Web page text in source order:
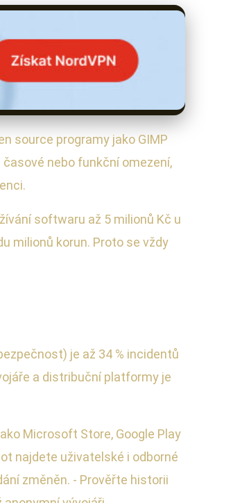
source programy jako GIMP
časové nebo funkční omezení,
softwaru až 5 milionů Kč u
milionů korun. Proto se vždy
je až 34 % incidentů
a distribuční platformy je
Microsoft Store, Google Play
najdete uživatelské i odborné
změněn. - Prověřte historii